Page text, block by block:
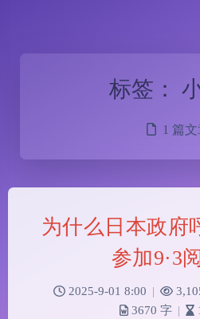
标签：
1 篇
为什么日本政府
参加9·3
2025-9-01 8:00 |
3670 字 |